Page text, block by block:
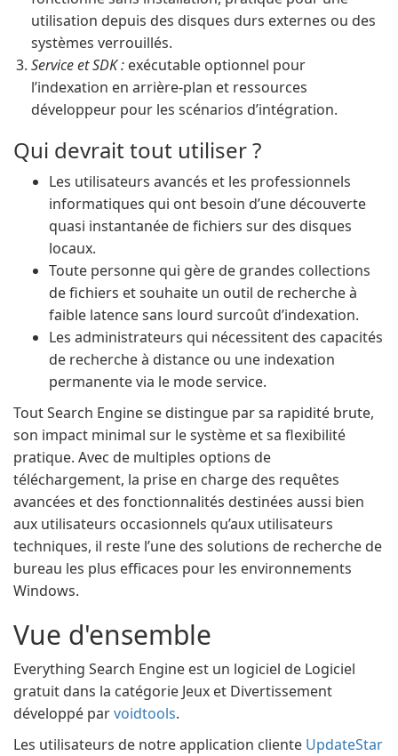
utilisation depuis des disques durs externes ou des
systèmes verrouillés.
Service et SDK : exécutable optionnel pour
l’indexation en arrière-plan et ressources
développeur pour les scénarios d’intégration.
Qui devrait tout utiliser ?
Les utilisateurs avancés et les professionnels
informatiques qui ont besoin d’une découverte
quasi instantanée de fichiers sur des disques
locaux.
Toute personne qui gère de grandes collections
de fichiers et souhaite un outil de recherche à
faible latence sans lourd surcoût d’indexation.
Les administrateurs qui nécessitent des capacités
de recherche à distance ou une indexation
permanente via le mode service.
Tout Search Engine se distingue par sa rapidité brute,
son impact minimal sur le système et sa flexibilité
pratique. Avec de multiples options de
téléchargement, la prise en charge des requêtes
avancées et des fonctionnalités destinées aussi bien
aux utilisateurs occasionnels qu’aux utilisateurs
techniques, il reste l’une des solutions de recherche de
bureau les plus efficaces pour les environnements
Windows.
Vue d'ensemble
Everything Search Engine est un logiciel de Logiciel
gratuit dans la catégorie Jeux et Divertissement
développé parvoidtools.
Les utilisateurs de notre application cliente UpdateStar